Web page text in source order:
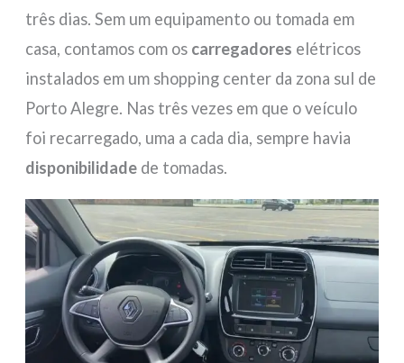
três dias. Sem um equipamento ou tomada em
casa, contamos com os carregadores elétricos
instalados em um shopping center da zona sul de
Porto Alegre. Nas três vezes em que o veículo
foi recarregado, uma a cada dia, sempre havia
disponibilidade de tomadas.